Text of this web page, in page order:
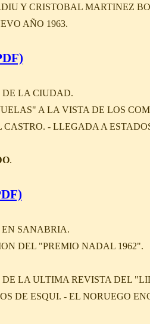
Y CRISTOBAL MARTINEZ
AÑO 1963.
DE LA CIUDAD.
A LA VISTA DE LOS
- LLEGADA A
.
EN SANABRIA.
DEL "PREMIO NADAL 1962".
DE LA ULTIMA REVISTA DEL
DE ESQUI. - EL NORUEGO